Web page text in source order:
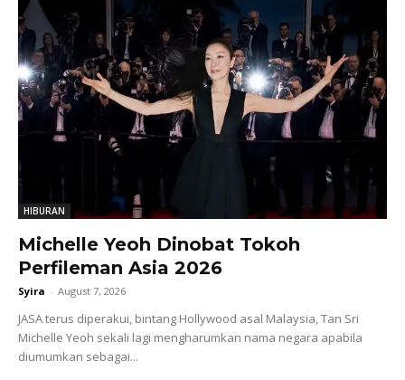
HIBURAN
Michelle Yeoh Dinobat Tokoh
Perfileman Asia 2026
Syira - August 7, 2026
JASA terus diperakui, bintang Hollywood asal Malaysia, Tan Sri
Michelle Yeoh sekali lagi mengharumkan nama negara apabila
diumumkan sebagai...